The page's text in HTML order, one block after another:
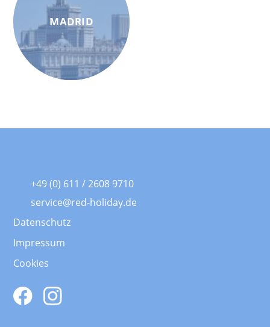
MADRID
+49 (0) 611 / 2608 9710
service@red-holiday.de
Datenschutz
Impressum
Cookies